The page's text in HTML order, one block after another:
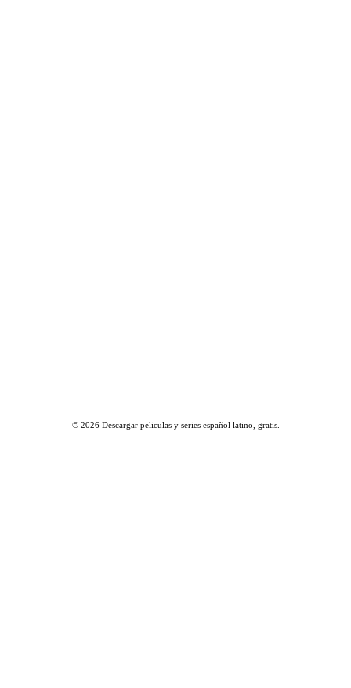
© 2026 Descargar peliculas y series español latino, gratis.